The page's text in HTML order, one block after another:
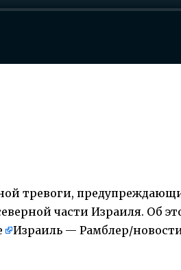
тревоги,
части Израиля. Об
Израиль — Рамблер/